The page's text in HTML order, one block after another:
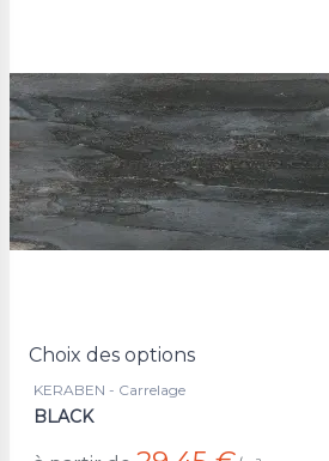
Choix des options
KERABEN - Carrelage
BLACK